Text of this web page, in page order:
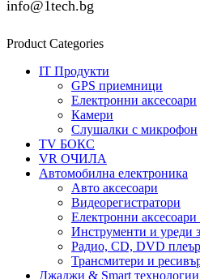
info@1tech.bg
Product Categories
IT Продукти
GPS приемници
Електронни аксесоари
Камери
Слушалки с микрофон
TV БОКС
VR ОЧИЛА
Автомобилна електроника
Авто аксесоари
Видеорегистратори
Електронни аксесоари
Инструменти и уреди
Радио, CD, DVD
Трансмитери и
Джаджи & Smart технологии